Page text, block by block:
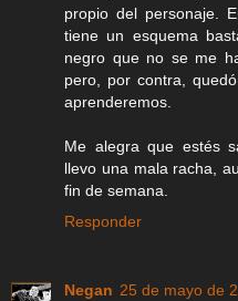
propio del personaje.
tiene un esquema
negro que no se me
pero, por contra,
aprenderemos.
Me alegra que estés
llevo una mala racha,
fin de semana.
Responder
Negan 25 de mayo de